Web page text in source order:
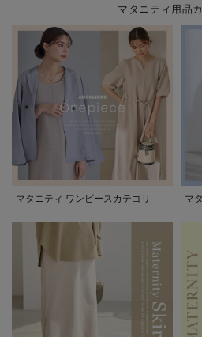
マタニティ用品
マタニティ ワンピースカテゴリ マ